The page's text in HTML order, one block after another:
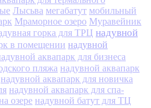
Лысьва мегабатут мобильный
Мраморное озеро Муравейник
горка для ТРЦ надувной
в помещении надувной
аквапарк для бизнеса
пляжа надувной аквапарк
надувной аквапарк для новичка
надувной аквапарк для спа-
озере надувной батут для ТЦ